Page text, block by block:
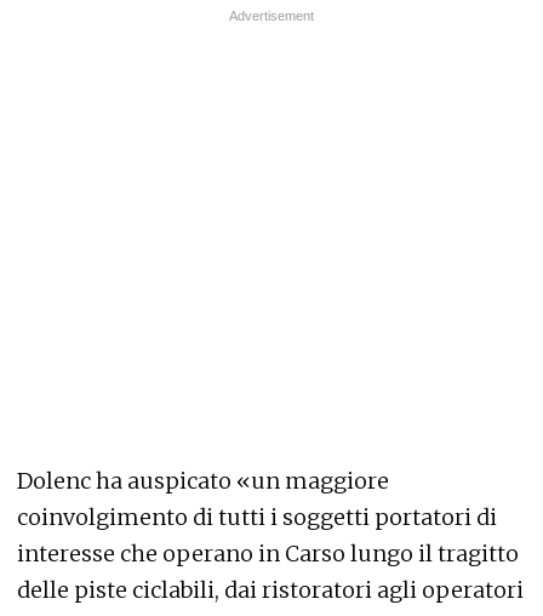
Dolenc ha auspicato «un maggiore
coinvolgimento di tutti i soggetti portatori di
interesse che operano in Carso lungo il tragitto
delle piste ciclabili, dai ristoratori agli operatori